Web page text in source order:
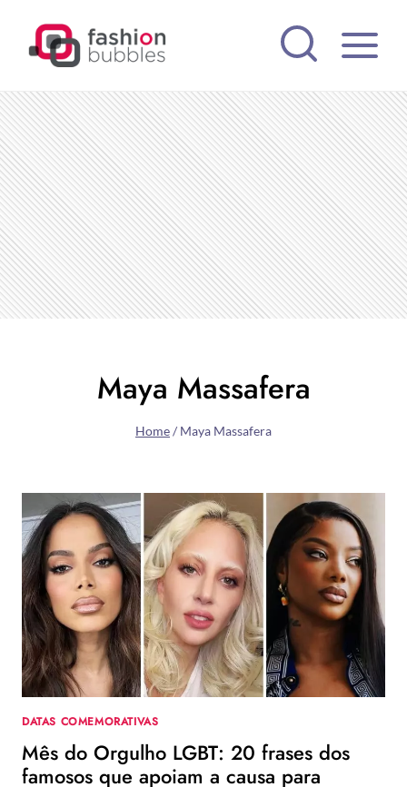
Maya Massafera
Home/ Maya Massafera
DATAS COMEMORATIVAS
Mês do Orgulho LGBT: 20 frases dos
famosos que apoiam a causa para